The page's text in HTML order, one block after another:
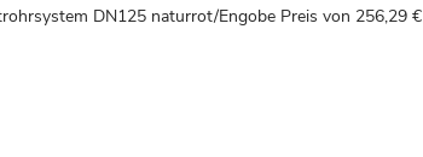
DN125 naturrot/Engobe Preis von 256,29 €